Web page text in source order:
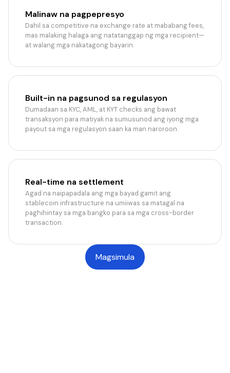
Malinaw na pagpepresyo
Dahil sa competitive na exchange rate at mababang fees,
mas malaking halaga ang natatanggap ng mga recipient—
at walang mga nakatagong bayarin.
Built-in na pagsunod sa regulasyon
Dumadaan sa KYC, AML, at KYT checks ang bawat
transaksyon para matiyak na sumusunod ang iyong mga
payout sa mga regulasyon saan ka man naroroon.
Real-time na settlement
Agad na naipapadala ang mga bayad gamit ang
stablecoin infrastructure na umiiwas sa matagal na
paghihintay sa mga bangko para sa mga cross-border
transaction.
Magsimula